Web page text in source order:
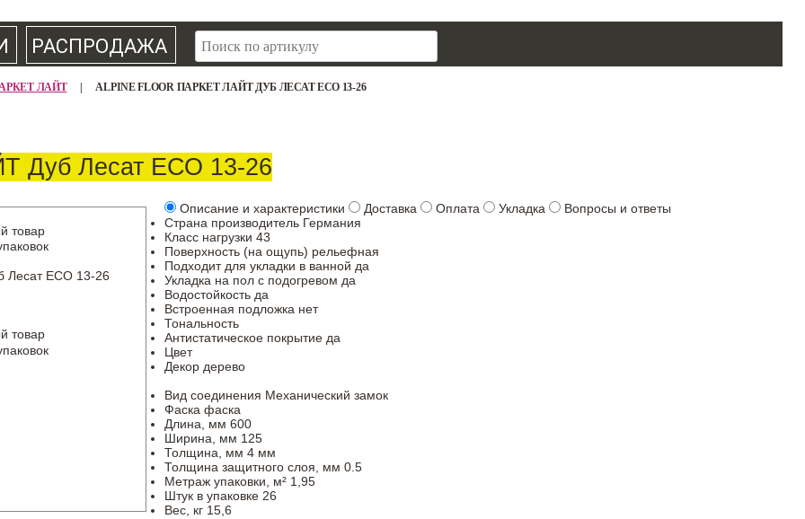
РАСПРОДАЖА
поиск
ЛАЙТ ALPINE FLOOR ПАРКЕТ ЛАЙТ ДУБ ЛЕСАТ ЕСО 13-26
Дуб Лесат ЕСО 13-26
товар
Лесат ЕСО 13-26
товар
Описание и характеристики Доставка Оплата Укладка
Вопросы и ответы
Страна производитель Германия
Класс нагрузки 43
Поверхность (на ощупь) рельефная
Подходит для укладки в ванной да
Укладка на пол c подогревом да
Водостойкость да
Встроенная подложка нет
Тональность
Антистатическое покрытие да
Цвет
Декор дерево
Вид соединения Механический замок
Фаска фаска
Длина, мм 600
Ширина, мм 125
Толщина, мм 4 мм
Толщина защитного слоя, мм 0.5
Метраж упаковки, м² 1,95
Штук в упаковке 26
Вес, кг 15,6